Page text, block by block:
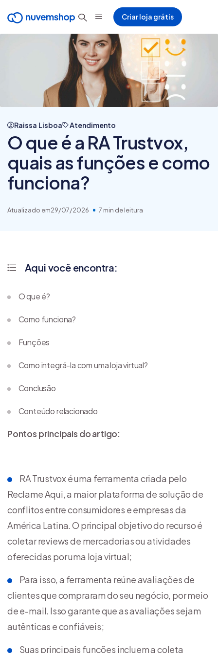
Criar loja grátis
Raissa Lisboa Atendimento
O que é a RA Trustvox,
quais as funções e como
funciona?
Atualizado em29/07/2026 7 min de leitura
Pontos principais do artigo:
RA Trustvox é uma ferramenta criada pelo
Reclame Aqui, a maior plataforma de solução de
conflitos entre consumidores e empresas da
América Latina. O principal objetivo do recurso é
coletar reviews de mercadorias ou atividades
oferecidas por uma loja virtual;
Para isso, a ferramenta reúne avaliações de
clientes que compraram do seu negócio, por meio
de e-mail. Isso garante que as avaliações sejam
autênticas e confiáveis;
Suas principais funções incluem a coleta
Aqui você encontra:
O que é?
Como funciona?
Funções
Como integrá-la com uma loja virtual?
Conclusão
Conteúdo relacionado